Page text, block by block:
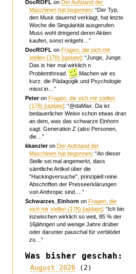
DocROFL onDer Aufstand der
Maschinen hat begonnen: “Der Typ,
den Musk dauernd verklagt, hat letzte
Woche die Singularität ausgerufen.
Muss wohl dringend deren Aktien
kaufen, sonst entgeht… ”
DocROFL onFragen, die sich mir
stellen (178) [update]: “Junge, Junge.
Das is hier mal wirklich n
Problemthread.
Machen wir es
kurz: die Pädagogik und Psychologie
misst in… ”
PeteronFragen, die sich mir stellen
(178) [update]: “@daMax: Da ist
bedauerlicher Weise schon etwas dran
an dem, was das schwarze Einhorn
sagt: Generation Z (also Personen,
die… ”
kkanzleronDer Aufstand der
Maschinen hat begonnen: “An dieser
Stelle sei mal angemerkt, dass
sämtliche Artikel über die
“Hackingversuche”, prinzipiell reine
Abschriften der Presseerklärungen
von Anthropic sind.… ”
Schwarzes_Einhorn onFragen, die
sich mir stellen (178) [update]: “Ich bin
inzwischen wirklich so weit, 85 % der
16jährigen und wenige Jahre drüber
oder darunter pauschal für verblödet
zu… ”
Was bisher geschah:
August 2026 (2)